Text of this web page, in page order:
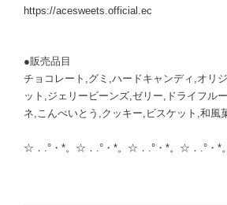
https://acesweets.official.ec
●販売品目
チョコレート,グミ,ハードキャンディ,オリ
ット,ジェリービーンズ,ゼリー,ドライフル
ネ,こんぺいとう,クッキー,ビスケット,和風
☆．.°・*。☆．.°・*。☆．.°・*。☆．.°・*